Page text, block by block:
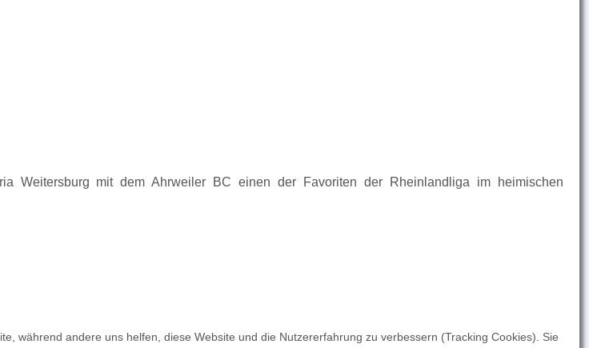
Weitersburg mit dem Ahrweiler BC einen der Favoriten der Rheinlandliga im heimischen
während andere uns helfen, diese Website und die Nutzererfahrung zu verbessern (Tracking Cookies). Sie